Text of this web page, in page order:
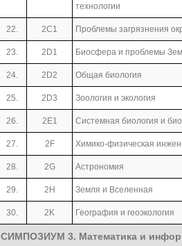
технологии
22. 2С1 Проблемы загрязнения
23. 2D1 Биосфера и проблемы
24. 2D2 Общая биология
25. 2D3 Зоология и экология
26. 2Е1 Системная биология и
27. 2F Химико-физическая
28. 2G Астрономия
29. 2H Земля и Вселенная
30. 2K География и геоэкология
СИМПОЗИУМ 3. Математика и